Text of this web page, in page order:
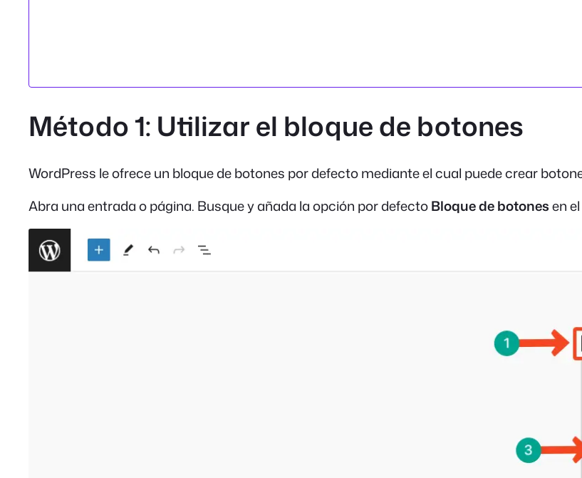
Método 1: Utilizar el bloque de botones
WordPress le ofrece un bloque de botones por defecto mediante el cual puede crear
Abra una entrada o página. Busque y añada la opción por defectoBloque de botonesen